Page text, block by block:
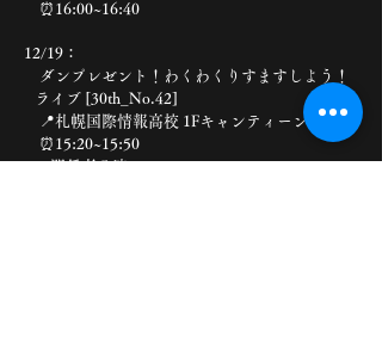
⏰16:00~16:40
12/19：
ダンプレゼント！わくわくりすますしよう！
ライブ [30th_No.42]
📍札幌国際情報高校 1Fキャンティーン
⏰15:20~15:50
⭐️関係者公演